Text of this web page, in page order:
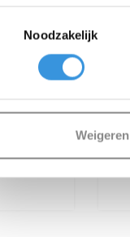
Noodzakelijk
Weigeren